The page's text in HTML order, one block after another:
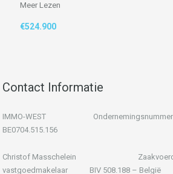
Meer Lezen
€524.900
Contact Informatie
IMMO-WEST
BE0704.515.156
Christof Masschelein Zaakvoerder
vastgoedmakelaar BIV